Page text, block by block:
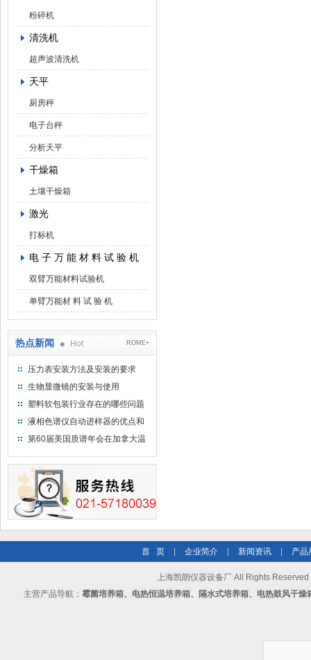
粉碎机
清洗机
超声波清洗机
天平
厨房秤
电子台秤
分析天平
干燥箱
土壤干燥箱
激光
打标机
电 子 万 能 材 料 试 验 机
双臂万能材料试验机
单臂万能材 料 试 验 机
热点新闻 Hot ROME+
压力表安装方法及安装的要求
生物显微镜的安装与使用
塑料软包装行业存在的哪些问题
液相色谱仪自动进样器的优点和
维护
第60届美国质谱年会在加拿大温
首 页 企业简介 新闻资讯 产品
上海凯朗仪器设备厂 All Rights Reserved
主营产品导航： 霉菌培养箱、电热恒温培养箱、隔水式培养箱、电热鼓风干